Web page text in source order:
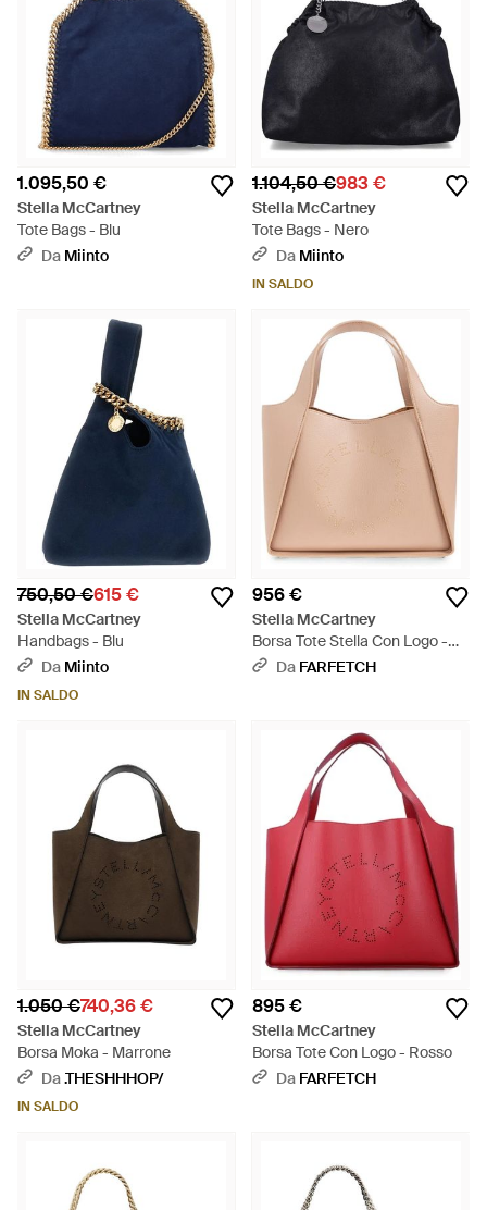
1.095,50 €
Stella McCartney
Tote Bags - Blu
Da Miinto
1.104,50 €983 €
Stella McCartney
Tote Bags - Nero
Da Miinto
IN SALDO
750,50 €615 €
Stella McCartney
Handbags - Blu
Da Miinto
IN SALDO
956 €
Stella McCartney
Borsa Tote Stella Con Logo -
Neutro
Da FARFETCH
1.050 €740,36 €
Stella McCartney
Borsa Moka - Marrone
Da.THESHHHOP/
IN SALDO
895 €
Stella McCartney
Borsa Tote Con Logo - Rosso
Da FARFETCH